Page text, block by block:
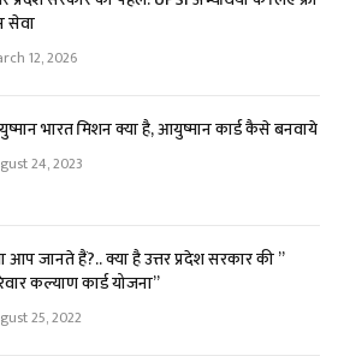
सेवा
12, 2026
भारत मिशन क्या है, आयुष्मान कार्ड कैसे बनवाये
24, 2023
आप जानते हैं?.. क्या है उत्तर प्रदेश सरकार की ”
कल्याण कार्ड योजना”
25, 2022